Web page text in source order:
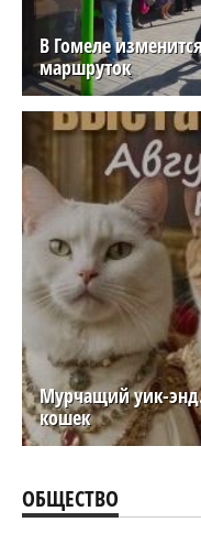
В Гомеле
маршруток
Мурчащий уик-
кошек
ОБЩЕСТВО